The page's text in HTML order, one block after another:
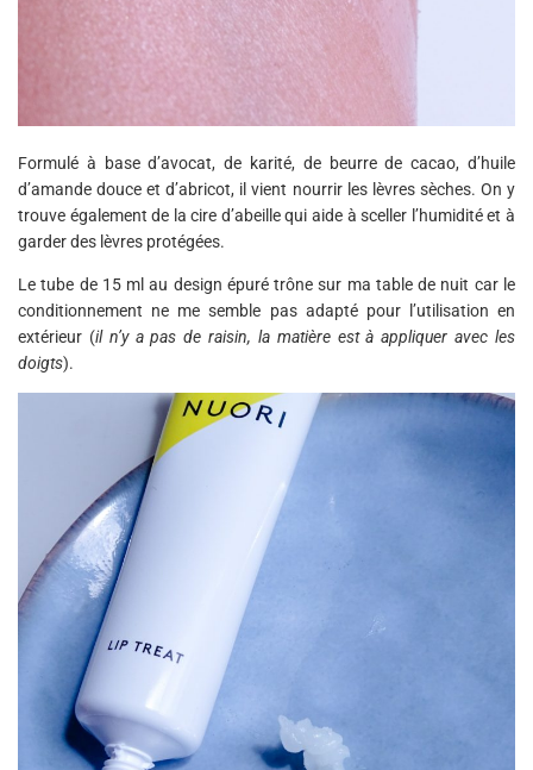
Formulé à base d’avocat, de karité, de beurre de cacao, d’huile
d’amande douce et d’abricot, il vient nourrir les lèvres sèches. On y
trouve également de la cire d’abeille qui aide à sceller l’humidité et à
garder des lèvres protégées.
Le tube de 15 ml au design épuré trône sur ma table de nuit car le
conditionnement ne me semble pas adapté pour l’utilisation en
extérieur (il n’y a pas de raisin, la matière est à appliquer avec les
doigts).